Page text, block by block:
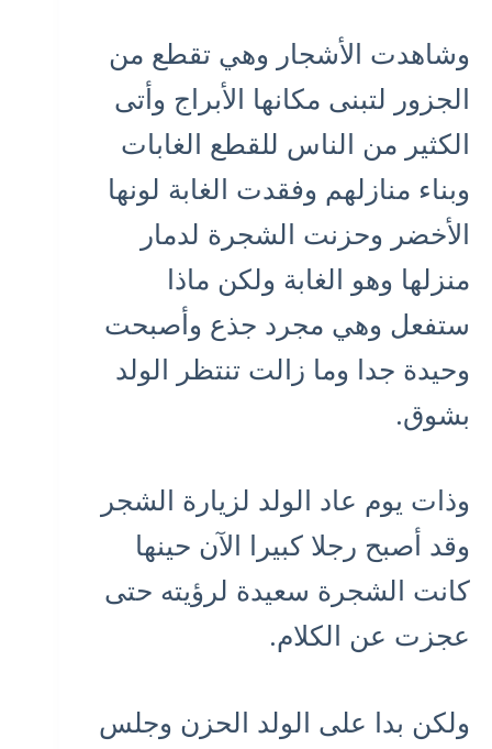
وشاهدت الأشجار وهي تقطع من
الجزور لتبنى مكانها الأبراج وأتى
الكثير من الناس للقطع الغابات
وبناء منازلهم وفقدت الغابة لونها
الأخضر وحزنت الشجرة لدمار
منزلها وهو الغابة ولكن ماذا
ستفعل وهي مجرد جذع وأصبحت
وحيدة جدا وما زالت تنتظر الولد
بشوق.
وذات يوم عاد الولد لزيارة الشجر
وقد أصبح رجلا كبيرا الآن حينها
كانت الشجرة سعيدة لرؤيته حتى
عجزت عن الكلام.
ولكن بدا على الولد الحزن وجلس